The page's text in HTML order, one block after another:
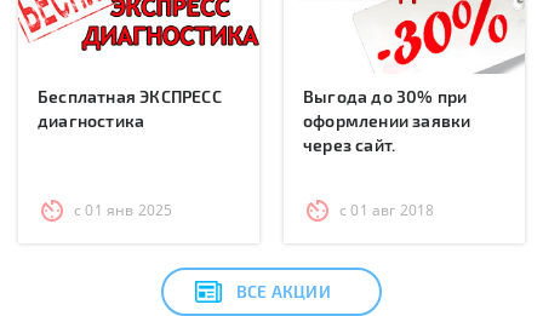
Бесплатная ЭКСПРЕСС
диагностика
с 01 янв 2025
Выгода до 30% при
оформлении заявки
через сайт.
с 01 авг 2018
ВСЕ АКЦИИ